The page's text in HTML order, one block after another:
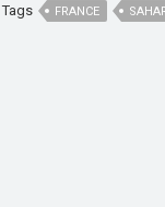
Tags FRANCE